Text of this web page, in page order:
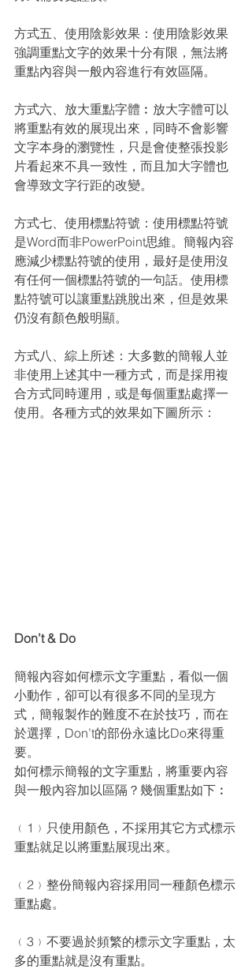
方式五、使用陰影效果：使用陰影效果
強調重點文字的效果十分有限，無法將
重點內容與一般內容進行有效區隔。
方式六、放大重點字體︰放大字體可以
將重點有效的展現出來，同時不會影響
文字本身的瀏覽性，只是會使整張投影
片看起來不具一致性，而且加大字體也
會導致文字行距的改變。
方式七、使用標點符號：使用標點符號
是Word而非PowerPoint思維。簡報內容
應減少標點符號的使用，最好是使用沒
有任何一個標點符號的一句話。使用標
點符號可以讓重點跳脫出來，但是效果
仍沒有顏色般明顯。
方式八、綜上所述：大多數的簡報人並
非使用上述其中一種方式，而是採用複
合方式同時運用，或是每個重點處擇一
使用。各種方式的效果如下圖所示：
Don’t & Do
簡報內容如何標示文字重點，看似一個
小動作，卻可以有很多不同的呈現方
式，簡報製作的難度不在於技巧，而在
於選擇，Don’t的部份永遠比Do來得重
要。
如何標示簡報的文字重點，將重要內容
與一般內容加以區隔？幾個重點如下︰
﹙1﹚只使用顏色，不採用其它方式標示
重點就足以將重點展現出來。
﹙2﹚整份簡報內容採用同一種顏色標示
重點處。
﹙3﹚不要過於頻繁的標示文字重點，太
多的重點就是沒有重點。